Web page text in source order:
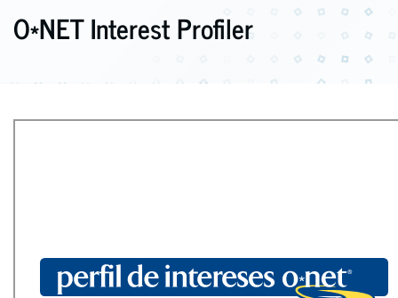
O*NET Interest Profiler